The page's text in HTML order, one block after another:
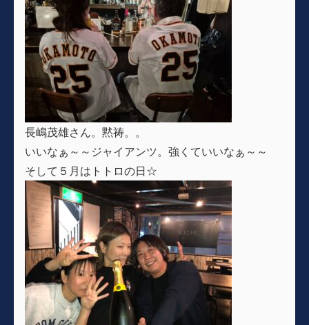
長嶋茂雄さん。黙祷。。
いいなぁ～～ジャイアンツ。強くていいなぁ～～
そして５月はトトロの日☆